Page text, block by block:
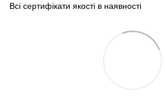
Всі сертифікати якості в наявності